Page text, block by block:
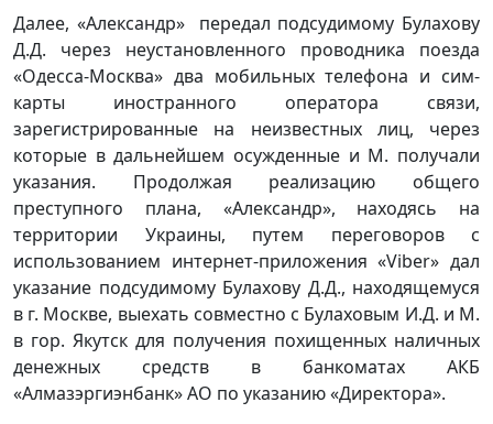
Далее, «Александр» передал подсудимому Булахову
Д.Д. через неустановленного проводника поезда
«Одесса-Москва» два мобильных телефона и сим-
карты иностранного оператора связи,
зарегистрированные на неизвестных лиц, через
которые в дальнейшем осужденные и М. получали
указания. Продолжая реализацию общего
преступного плана, «Александр», находясь на
территории Украины, путем переговоров с
использованием интернет-приложения «Viber» дал
указание подсудимому Булахову Д.Д., находящемуся
в г. Москве, выехать совместно с Булаховым И.Д. и М.
в гор. Якутск для получения похищенных наличных
денежных средств в банкоматах АКБ
«Алмазэргиэнбанк» АО по указанию «Директора».